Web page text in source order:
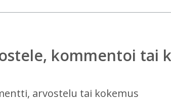
kommentoi tai
arvostelu tai kokemus